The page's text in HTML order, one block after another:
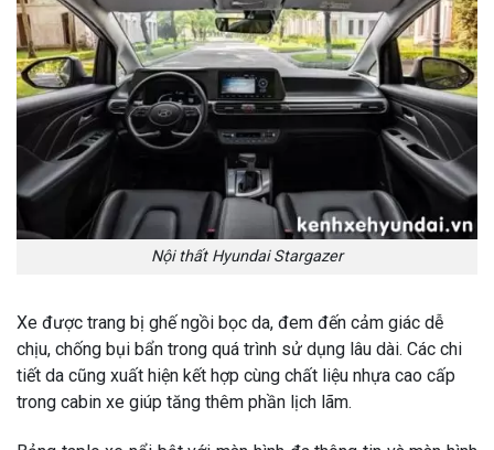
Nội thất Hyundai Stargazer
Xe được trang bị ghế ngồi bọc da, đem đến cảm giác dễ
chịu, chống bụi bẩn trong quá trình sử dụng lâu dài. Các chi
tiết da cũng xuất hiện kết hợp cùng chất liệu nhựa cao cấp
trong cabin xe giúp tăng thêm phần lịch lãm.